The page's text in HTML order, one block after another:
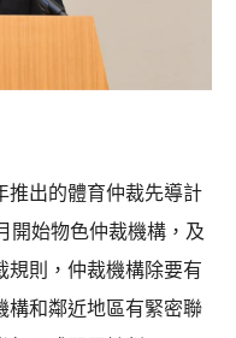
推出的體育仲裁先導計
開始物色仲裁機構，及
規則，仲裁機構除要有
構和鄰近地區有緊密聯